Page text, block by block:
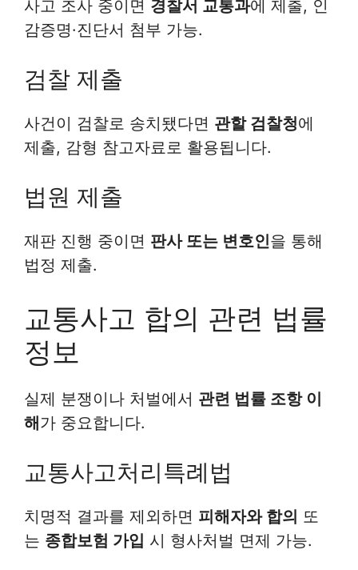
사고 조사 중이면 경찰서 교통과에 제출, 인
감증명·진단서 첨부 가능.
검찰 제출
사건이 검찰로 송치됐다면 관할 검찰청에
제출, 감형 참고자료로 활용됩니다.
법원 제출
재판 진행 중이면 판사 또는 변호인을 통해
법정 제출.
교통사고 합의 관련 법률
정보
실제 분쟁이나 처벌에서 관련 법률 조항 이
해가 중요합니다.
교통사고처리특례법
치명적 결과를 제외하면 피해자와 합의 또
는 종합보험 가입 시 형사처벌 면제 가능.